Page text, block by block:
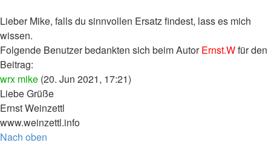
Lieber Mike, falls du sinnvollen Ersatz findest, lass es mich
wissen.
Folgende Benutzer bedankten sich beim AutorErnst.Wfür den
Beitrag:
wrx mike (20. Jun 2021, 17:21)
Liebe Grüße
Ernst Weinzettl
www.weinzettl.info
Nach oben